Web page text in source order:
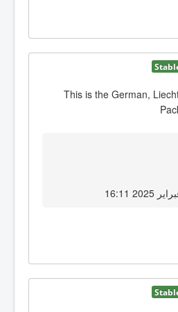
This is the German,